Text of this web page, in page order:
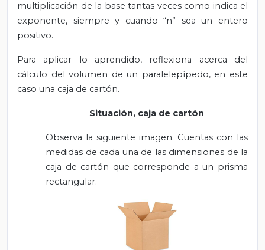
multiplicación de la base tantas veces como indica el
exponente, siempre y cuando “n” sea un entero
positivo.
Para aplicar lo aprendido, reflexiona acerca del
cálculo del volumen de un paralelepípedo, en este
caso una caja de cartón.
Situación, caja de cartón
Observa la siguiente imagen. Cuentas con las
medidas de cada una de las dimensiones de la
caja de cartón que corresponde a un prisma
rectangular.